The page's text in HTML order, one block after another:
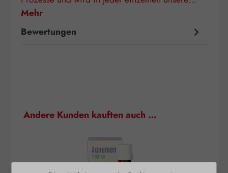
Mehr
Bewertungen
Produktgalerie überspringen
Andere Kunden kauften auch …